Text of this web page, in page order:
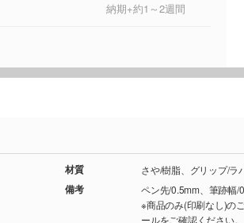
納期+約1～2週間
材質 さや/樹脂、グリップ/ラ
備考
ペン先/0.5mm、筆跡幅/
※商品のみ(印刷なし)の
ールをご確認ください。